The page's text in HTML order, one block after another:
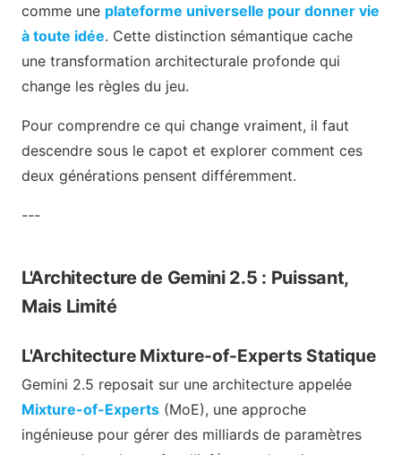
comme une plateforme universelle pour donner vie
à toute idée. Cette distinction sémantique cache
une transformation architecturale profonde qui
change les règles du jeu.
Pour comprendre ce qui change vraiment, il faut
descendre sous le capot et explorer comment ces
deux générations pensent différemment.
---
L'Architecture de Gemini 2.5 : Puissant,
Mais Limité
L'Architecture Mixture-of-Experts Statique
Gemini 2.5 reposait sur une architecture appelée
Mixture-of-Experts (MoE), une approche
ingénieuse pour gérer des milliards de paramètres